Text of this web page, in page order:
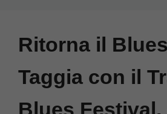
Ritorna il
Taggia con il
Blues Festival,